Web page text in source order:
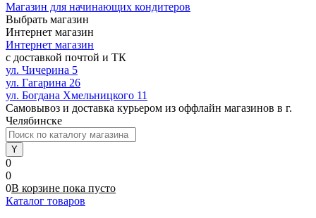
Магазин для начинающих кондитеров
Выбрать магазин
Интернет магазин
Интернет магазин
с доставкой почтой и ТК
ул. Чичерина 5
ул. Гагарина 26
ул. Богдана Хмельницкого 11
Самовывоз и доставка курьером из оффлайн магазинов в г.
Челябинске
0
0
0В корзине пока пусто
Каталог товаров